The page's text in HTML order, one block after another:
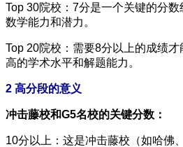
Top 30院校：7分是一个关键的分
数学能力和潜力。
Top 20院校：需要8分以上的成绩
高的学术水平和解题能力。
2 高分段的意义
冲击藤校和G5名校的关键分数：
10分以上：这是冲击藤校（如哈佛